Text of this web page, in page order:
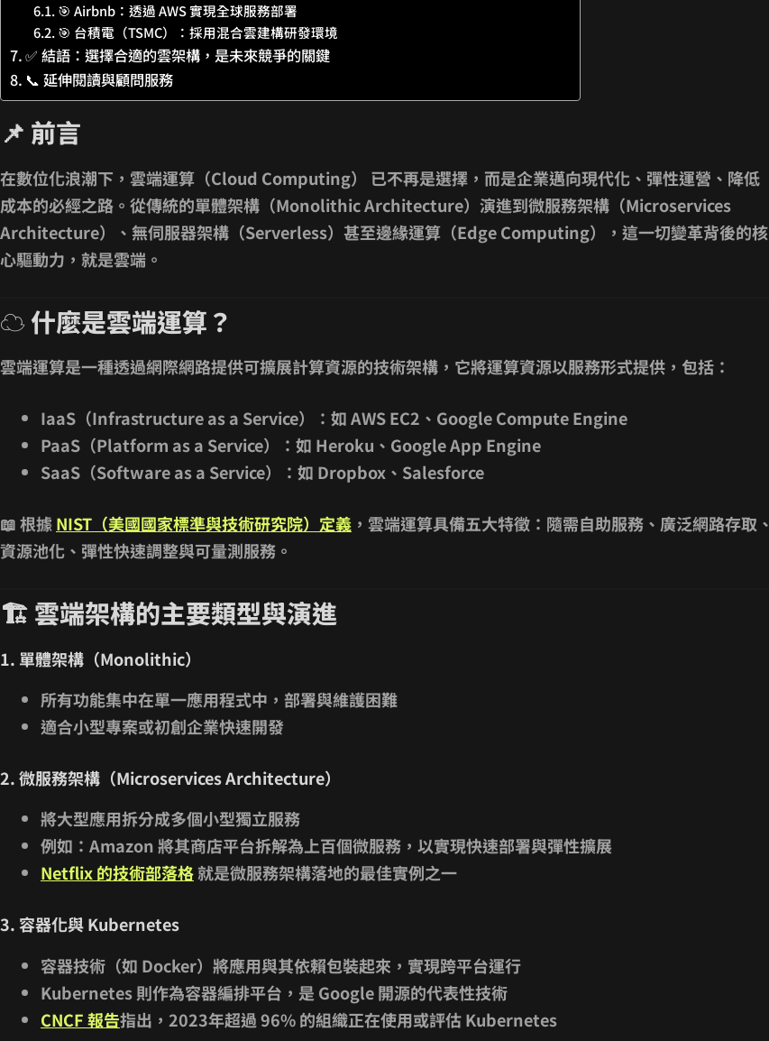
🎯 Airbnb：透過 AWS 實現全球服務部署
🎯 台積電（TSMC）：採用混合雲建構研發環境
✅ 結語：選擇合適的雲架構，是未來競爭的關鍵
📞 延伸閱讀與顧問服務
📌 前言
在數位化浪潮下， 雲端運算（Cloud Computing）
已不再是選擇，而是企業邁向現代化、彈性運營、降低
成本的必經之路。從傳統的單體架構（Monolithic Architecture）演進到微服務架構（Microservices
Architecture）、無伺服器架構（Serverless）甚至邊緣運算（Edge Computing），這一切變革背後的核
心驅動力，就是雲端。
☁️ 什麼是雲端運算？
雲端運算是一種透過網際網路提供可擴展計算資源的技術架構，它將運算資源以服務形式提供，包括：
IaaS（Infrastructure as a Service）
：如 AWS EC2、Google Compute Engine
PaaS（Platform as a Service）
：如 Heroku、Google App Engine
SaaS（Software as a Service）
：如 Dropbox、Salesforce
📖 根據NIST（美國國家標準與技術研究院）定義 ，雲端運算具備五大特徵：隨需自助服務、廣泛網路存取、
資源池化、彈性快速調整與可量測服務。
🏗 雲端架構的主要類型與演進
1. 單體架構（Monolithic）
所有功能集中在單一應用程式中，部署與維護困難
適合小型專案或初創企業快速開發
2. 微服務架構（Microservices Architecture）
將大型應用拆分成多個小型獨立服務
例如：Amazon 將其商店平台拆解為上百個微服務，以實現快速部署與彈性擴展
Netflix 的技術部落格就是微服務架構落地的最佳實例之一
3. 容器化與 Kubernetes
容器技術（如 Docker）將應用與其依賴包裝起來，實現跨平台運行
Kubernetes 則作為容器編排平台，是 Google 開源的代表性技術
CNCF 報告指出，2023年超過 96% 的組織正在使用或評估 Kubernetes